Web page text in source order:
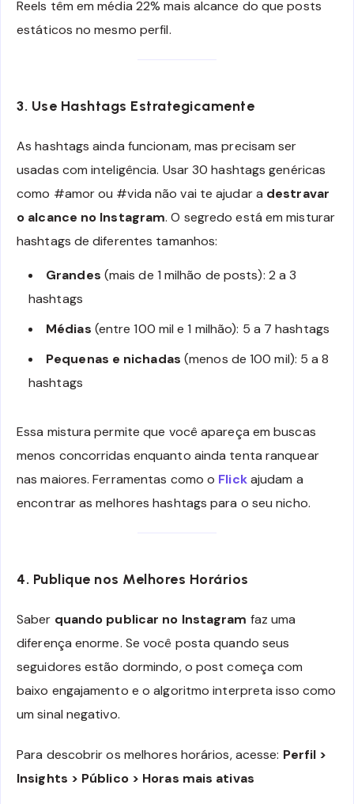
Reels têm em média 22% mais alcance do que posts
estáticos no mesmo perfil.
3. Use Hashtags Estrategicamente
As hashtags ainda funcionam, mas precisam ser
usadas com inteligência. Usar 30 hashtags genéricas
como #amor ou #vida não vai te ajudar a destravar
o alcance no Instagram. O segredo está em misturar
hashtags de diferentes tamanhos:
Grandes (mais de 1 milhão de posts): 2 a 3
hashtags
Médias (entre 100 mil e 1 milhão): 5 a 7 hashtags
Pequenas e nichadas (menos de 100 mil): 5 a 8
hashtags
Essa mistura permite que você apareça em buscas
menos concorridas enquanto ainda tenta ranquear
nas maiores. Ferramentas como o Flickajudam a
encontrar as melhores hashtags para o seu nicho.
4. Publique nos Melhores Horários
Saber quando publicar no Instagram faz uma
diferença enorme. Se você posta quando seus
seguidores estão dormindo, o post começa com
baixo engajamento e o algoritmo interpreta isso como
um sinal negativo.
Para descobrir os melhores horários, acesse: Perfil >
Insights > Público > Horas mais ativas